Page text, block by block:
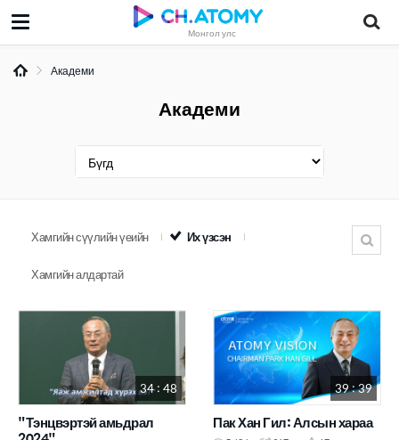
Монгол улс
Академи
Академи
Хамгийн сүүлийн үеийн
Их үзсэн
Хамгийн алдартай
34 : 48
"Тэнцвэртэй амьдрал
39 : 39
Пак Хан Гил: Алсын хараа